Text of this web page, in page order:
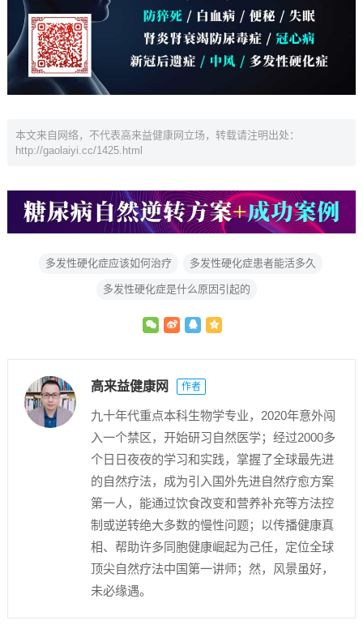
本文来自网络，不代表高来益健康网立场，转载请注明出处：
http://gaolaiyi.cc/1425.html
多发性硬化症应该如何治疗 多发性硬化症患者能活多久
多发性硬化症是什么原因引起的
高来益健康网 作者
九十年代重点本科生物学专业，2020年意外闯
入一个禁区，开始研习自然医学；经过2000多
个日日夜夜的学习和实践，掌握了全球最先进
的自然疗法，成为引入国外先进自然疗愈方案
第一人，能通过饮食改变和营养补充等方法控
制或逆转绝大多数的慢性问题；以传播健康真
相、帮助许多同胞健康崛起为己任，定位全球
顶尖自然疗法中国第一讲师；然，风景虽好，
未必缘遇。